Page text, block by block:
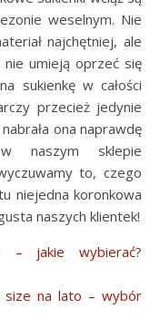
weselnym. Nie
najchętniej, ale
umieją oprzeć się
sukienkę w całości
przecież jedynie
ona naprawdę
naszym sklepie
to, czego
niejedna koronkowa
naszych klientek!
– jakie wybierać?
size na lato – wybór